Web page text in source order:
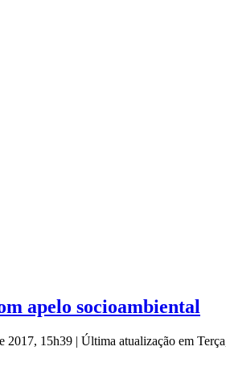
apelo socioambiental
2017, 15h39 | Última atualização em